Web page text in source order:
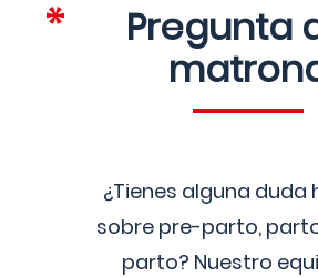
Pregunta
¿Tienes alguna duda
sobre pre-parto,
parto? Nuestro